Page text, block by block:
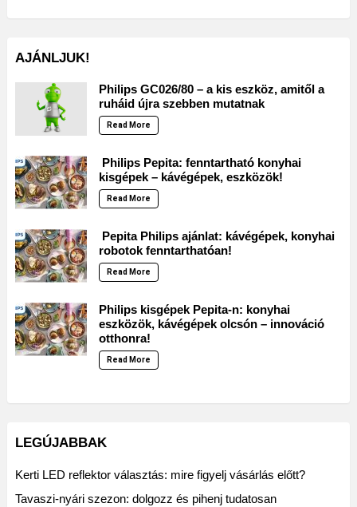
AJÁNLJUK!
Philips GC026/80 – a kis eszköz, amitől a
ruháid újra szebben mutatnak
Read More
Philips Pepita: fenntartható konyhai
kisgépek – kávégépek, eszközök!
Read More
Pepita Philips ajánlat: kávégépek, konyhai
robotok fenntarthatóan!
Read More
Philips kisgépek Pepita-n: konyhai
eszközök, kávégépek olcsón – innováció
otthonra!
Read More
LEGÚJABBAK
Kerti LED reflektor választás: mire figyelj vásárlás előtt?
Tavaszi-nyári szezon: dolgozz és pihenj tudatosan